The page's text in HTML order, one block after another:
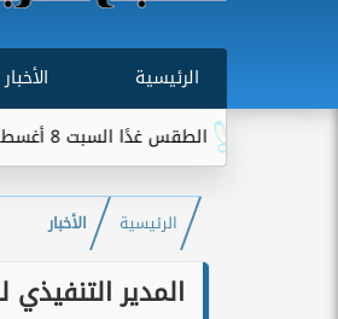
الرئيسية الأخبار
الطقس غدًا السبت 8 أغسطس 2026.. انخفاض الحرارة وشبورة ورياح على عدة...
الرئيسية الأخبار
المدير التنفيذي